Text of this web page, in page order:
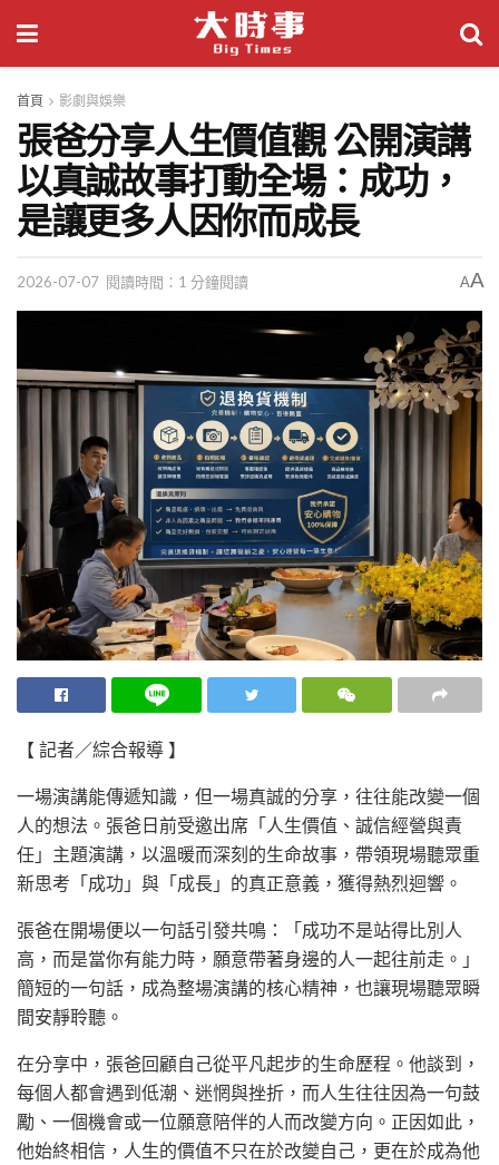
首頁 影劇與娛樂
張爸分享人生價值觀 公開演講
以真誠故事打動全場：成功，
是讓更多人因你而成長
2026-07-07 閱讀時間：1 分鐘閱讀 AA
【 記者／綜合報導 】
一場演講能傳遞知識，但一場真誠的分享，往往能改變一個
人的想法。張爸日前受邀出席「人生價值、誠信經營與責
任」主題演講，以溫暖而深刻的生命故事，帶領現場聽眾重
新思考「成功」與「成長」的真正意義，獲得熱烈迴響。
張爸在開場便以一句話引發共鳴：「成功不是站得比別人
高，而是當你有能力時，願意帶著身邊的人一起往前走。」
簡短的一句話，成為整場演講的核心精神，也讓現場聽眾瞬
間安靜聆聽。
在分享中，張爸回顧自己從平凡起步的生命歷程。他談到，
每個人都會遇到低潮、迷惘與挫折，而人生往往因為一句鼓
勵、一個機會或一位願意陪伴的人而改變方向。正因如此，
他始終相信，人生的價值不只在於改變自己，更在於成為他